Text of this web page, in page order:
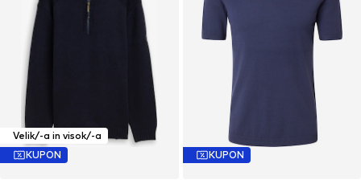
Velik/-a in visok/-a
KUPON
KUPON